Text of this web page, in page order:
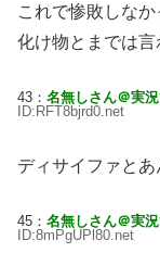
これで惨敗しな
化け物とまでは言
43： 名無しさん＠実
ID:RFT8bjrd0.net
ディサイファと
45： 名無しさん＠実
ID:8mPgUPl80.net